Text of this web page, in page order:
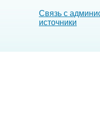
Связь с
источники